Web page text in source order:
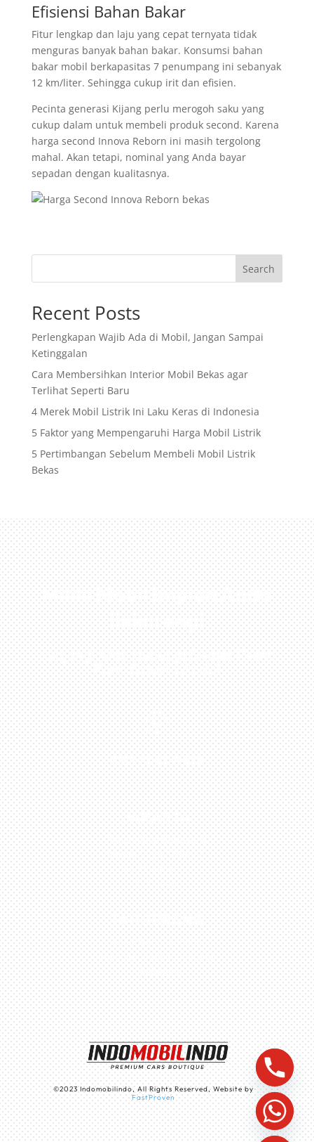
Efisiensi Bahan Bakar
Fitur lengkap dan laju yang cepat ternyata tidak
menguras banyak bahan bakar. Konsumsi bahan
bakar mobil berkapasitas 7 penumpang ini sebanyak
12 km/liter. Sehingga cukup irit dan efisien.
Pecinta generasi Kijang perlu merogoh saku yang
cukup dalam untuk membeli produk second. Karena
harga second Innova Reborn ini masih tergolong
mahal. Akan tetapi, nominal yang Anda bayar
sepadan dengan kualitasnya.
Search
Recent Posts
Perlengkapan Wajib Ada di Mobil, Jangan Sampai
Ketinggalan
Cara Membersihkan Interior Mobil Bekas agar
Terlihat Seperti Baru
4 Merek Mobil Listrik Ini Laku Keras di Indonesia
5 Faktor yang Mempengaruhi Harga Mobil Listrik
5 Pertimbangan Sebelum Membeli Mobil Listrik
Bekas
Miliki Mobil Impian Anda
Sekarang!
Kunjungi Atau Hubungi Dealer Resmi
Kami Di Kota Anda!

0813-1054-7548
JAKARTA
Perumahan Boulevard
Taman Surya 3 Blok h2,
No.27, Jakarta –
Indonesia
TANGERANG
Husein Sastra Negara,
No.8 Jurumudi Tangerang
– Indonesia
©2023Indomobilindo, All Rights Reserved, Website by
FastProven